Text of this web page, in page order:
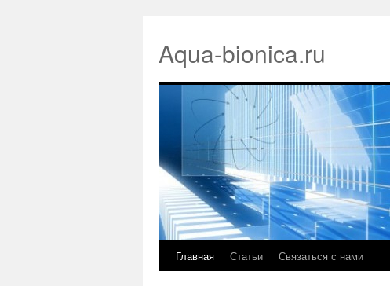
Aqua-bionica.ru
Главная Статьи Связаться с нами